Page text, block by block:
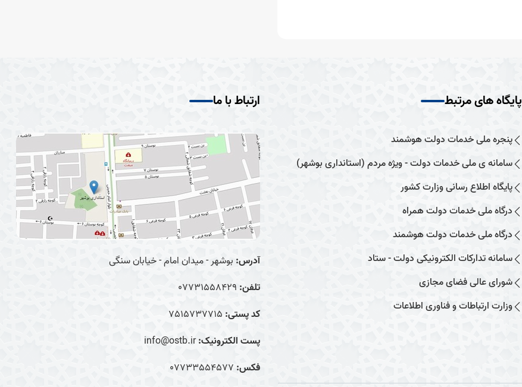
پایگاه های مرتبط
پنجره ملی خدمات دولت هوشمند
سامانه ی ملی خدمات دولت - ویژه مردم (استانداری بوشهر)
پایگاه اطلاع رسانی وزارت کشور
درگاه ملی خدمات دولت همراه
درگاه ملی خدمات دولت هوشمند
سامانه تدارکات الکترونیکی دولت - ستاد
شورای عالی فضای مجازی
وزارت ارتباطات و فناوری اطلاعات
ارتباط با ما
آدرس: بوشهر - میدان امام - خیابان سنگی
تلفن: 07731558429
کد پستی: 7515737715
پست الکترونیک:info@ostb.ir
فکس: 07733554577